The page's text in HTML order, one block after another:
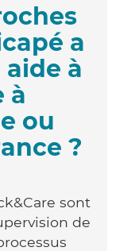
a
à
à
ou
?
sont
de